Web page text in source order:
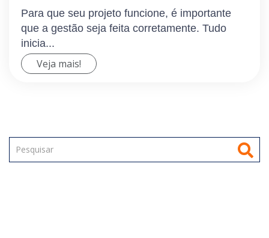
Para que seu projeto funcione, é importante
que a gestão seja feita corretamente. Tudo
inicia...
Veja mais!